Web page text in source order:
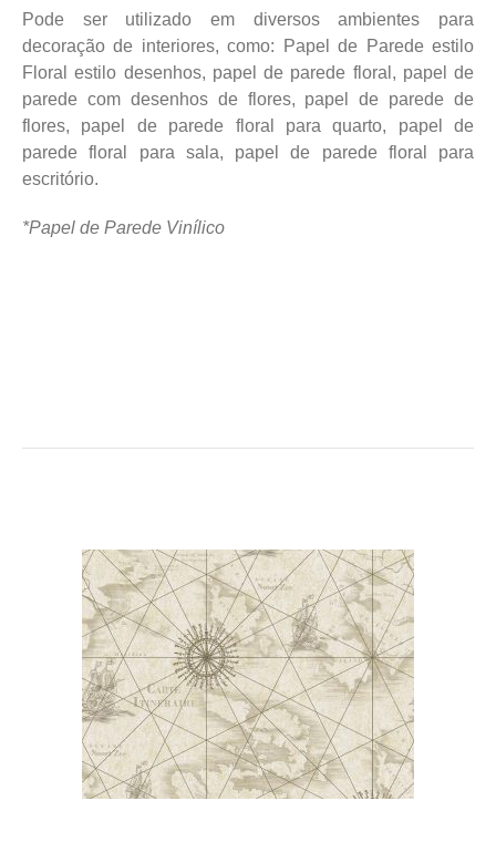
Pode ser utilizado em diversos ambientes para
decoração de interiores, como: Papel de Parede estilo
Floral estilo desenhos, papel de parede floral, papel de
parede com desenhos de flores, papel de parede de
flores, papel de parede floral para quarto, papel de
parede floral para sala, papel de parede floral para
escritório.
*Papel de Parede Vinílico